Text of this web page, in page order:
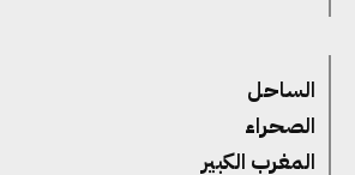
الساحل
الصحراء
المغرب الكبير